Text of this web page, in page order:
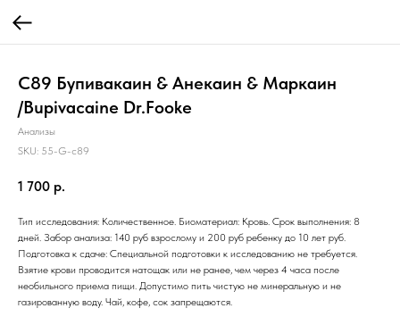
C89 Бупивакаин & Анекаин & Маркаин
/Bupivacaine Dr.Fooke
Анализы
SKU: 55-G-c89
1 700 р.
Тип исследования: Количественное. Биоматериал: Кровь. Срок выполнения: 8
дней. Забор анализа: 140 руб взрослому и 200 руб ребенку до 10 лет руб.
Подготовка к сдаче: Специальной подготовки к исследованию не требуется.
Взятие крови проводится натощак или не ранее, чем через 4 часа после
необильного приема пищи. Допустимо пить чистую не минеральную и не
газированную воду. Чай, кофе, сок запрещаются.